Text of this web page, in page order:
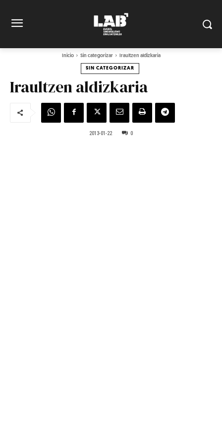
Inicio Sin categorizar Iraultzen aldizkaria
SIN CATEGORIZAR
Iraultzen aldizkaria
2013-01-22 0